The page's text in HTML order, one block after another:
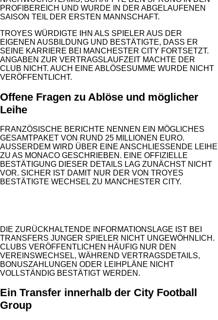
PROFIBEREICH UND WURDE IN DER ABGELAUFENEN
SAISON TEIL DER ERSTEN MANNSCHAFT.
TROYES WÜRDIGTE IHN ALS SPIELER AUS DER
EIGENEN AUSBILDUNG UND BESTÄTIGTE, DASS ER
SEINE KARRIERE BEI MANCHESTER CITY FORTSETZT.
ANGABEN ZUR VERTRAGSLAUFZEIT MACHTE DER
CLUB NICHT. AUCH EINE ABLÖSESUMME WURDE NICHT
VERÖFFENTLICHT.
Offene Fragen zu Ablöse und möglicher
Leihe
FRANZÖSISCHE BERICHTE NENNEN EIN MÖGLICHES
GESAMTPAKET VON RUND 25 MILLIONEN EURO.
AUSSERDEM WIRD ÜBER EINE ANSCHLIESSENDE LEIHE ZU
AS MONACO GESCHRIEBEN. EINE OFFIZIELLE BE
STÄTIGUNG DIESER DETAILS LAG ZUNÄCHST NICHT VO
R. SICHER IST DAMIT NUR DER VON TROYES BE
STÄTIGTE WECHSEL ZU MANCHESTER CITY.
DIE ZURÜCKHALTENDE INFORMATIONSLAGE IST BEI
TRANSFERS JUNGER SPIELER NICHT UNGEWÖHNLICH.
CLUBS VERÖFFENTLICHEN HÄUFIG NUR DEN
VEREINSWECHSEL, WÄHREND VERTRAGSDETAILS,
BONUSZAHLUNGEN ODER LEIHPLÄNE NICHT
VOLLSTÄNDIG BESTÄTIGT WERDEN.
Ein Transfer innerhalb der City Football
Group